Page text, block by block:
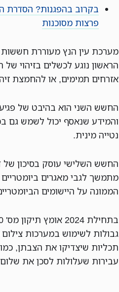
בקרוב בהפגנות?
פרצות מסוכנות
מערכת עין הנץ מעוררת
הראשון נוגע לכשלים בזיהוי
אזרחים תמימים, או להחמצת
החשש השני הוא בהיבט של
והמידע שנאסף יכול לשמש גם
נטייה מינית.
החשש השלישי עוסק בסיכון
מתמשך לגבי מאגרים
הממונה על היישומים
גבולות לשימוש במערכות
תכליות שיצדיקו את הצבתן, כמו
עבירות שעלולות לסכן את